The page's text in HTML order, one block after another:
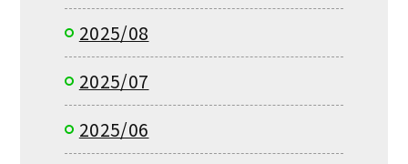
2025/08
2025/07
2025/06